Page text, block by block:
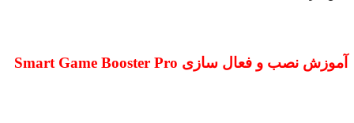
آموزش نصب و فعال سازی Smart Game Booster Pro